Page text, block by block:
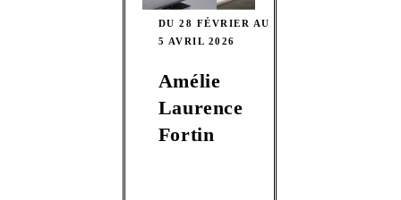
DU 28 FÉVRIER AU
5 AVRIL 2026
Amélie
Laurence
Fortin